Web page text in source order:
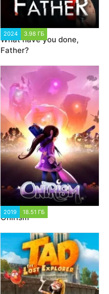
2024 3.98 ГБ
What have you done,
Father?
2019 18.51 ГБ
Onirism